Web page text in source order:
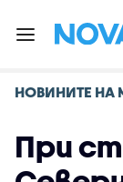
НОВИНИТЕ НА
При